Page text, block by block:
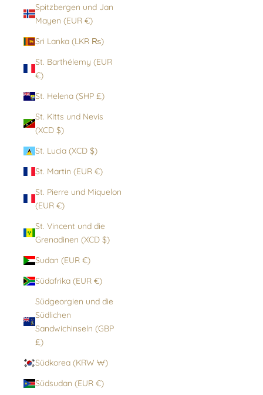
Spitzbergen und Jan
Mayen (EUR €)
Sri Lanka (LKR ₨)
St. Barthélemy (EUR
€)
St. Helena (SHP £)
St. Kitts und Nevis
(XCD $)
St. Lucia (XCD $)
St. Martin (EUR €)
St. Pierre und Miquelon
(EUR €)
St. Vincent und die
Grenadinen (XCD $)
Sudan (EUR €)
Südafrika (EUR €)
Südgeorgien und die
Südlichen
Sandwichinseln (GBP
£)
Südkorea (KRW ₩)
Südsudan (EUR €)